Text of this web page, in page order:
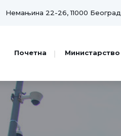
Немањина 22-26, 11000 Београд
Почетна Министарство